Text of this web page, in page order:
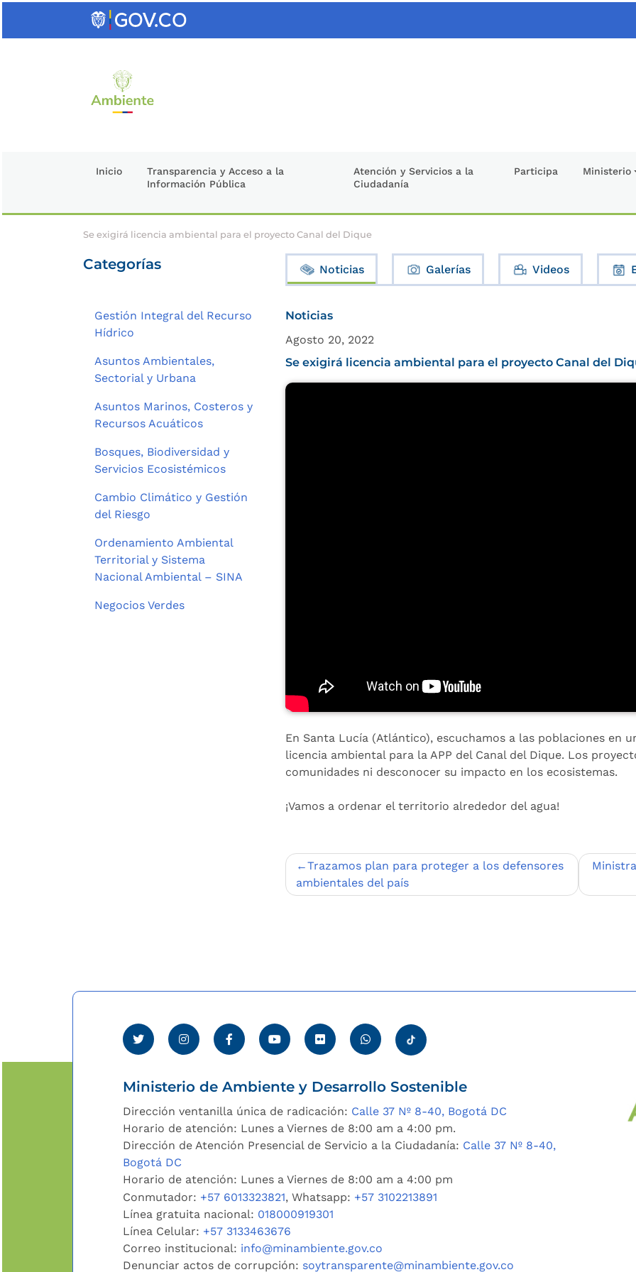
Inicio
Transparencia y Acceso a la
Información Pública
Atención y Servicios a la
Ciudadanía
Participa Ministerio
Se exigirá licencia ambiental para el proyecto Canal del Dique
Categorías
Gestión Integral del Recurso
Hídrico
Asuntos Ambientales,
Sectorial y Urbana
Asuntos Marinos, Costeros y
Recursos Acuáticos
Bosques, Biodiversidad y
Servicios Ecosistémicos
Cambio Climático y Gestión
del Riesgo
Ordenamiento Ambiental
Territorial y Sistema
Nacional Ambiental – SINA
Negocios Verdes
Noticias Galerías Videos
Noticias
Agosto 20, 2022
Se exigirá licencia ambiental para el proyecto Canal del
En Santa Lucía (Atlántico), escuchamos a las poblaciones en
licencia ambiental para la APP del Canal del Dique. Los
comunidades ni desconocer su impacto en los ecosistemas.
¡Vamos a ordenar el territorio alrededor del agua!
Navegación
de
Trazamos plan para proteger a los defensores
ambientales del país
Ministerio de Ambiente y Desarrollo Sostenible
Dirección ventanilla única de radicación: Calle 37 Nº 8-40, Bogotá DC
Horario de atención: Lunes a Viernes de 8:00 am a 4:00 pm.
Dirección de Atención Presencial de Servicio a la Ciudadanía: Calle 37 Nº 8-40,
Bogotá DC
Horario de atención: Lunes a Viernes de 8:00 am a 4:00 pm
Conmutador: +57 6013323821, Whatsapp: +57 3102213891
Línea gratuita nacional: 018000919301
Línea Celular: +57 3133463676
Correo institucional: info@minambiente.gov.co
Denunciar actos de corrupción: soytransparente@minambiente.gov.co